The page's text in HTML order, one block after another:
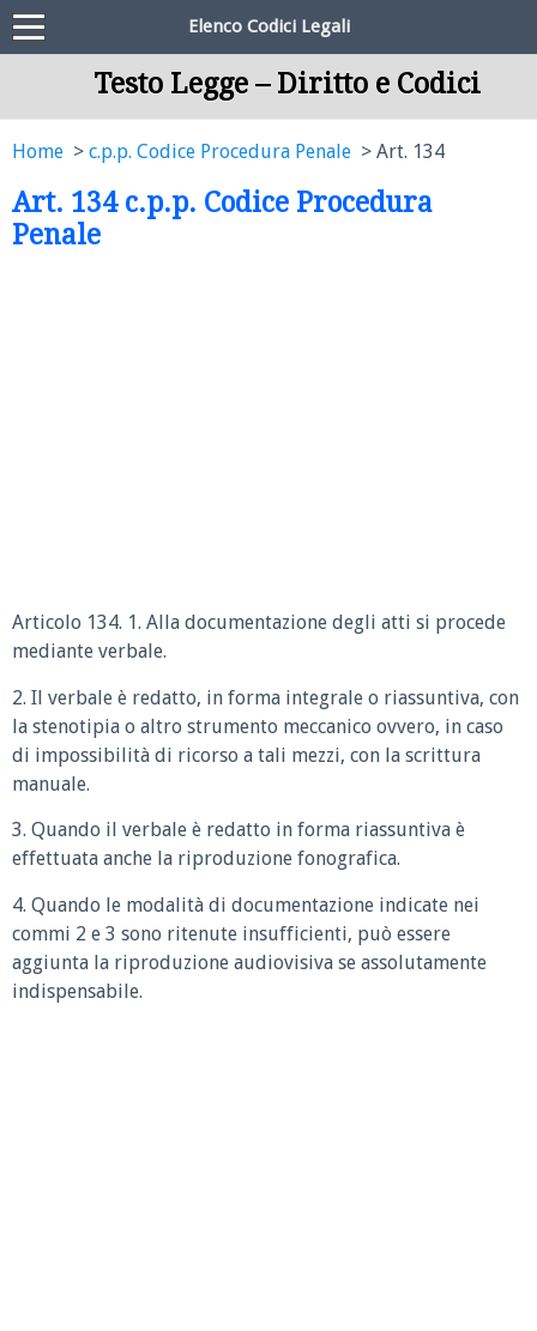
Elenco Codici Legali
Testo Legge – Diritto e Codici
Home c.p.p. Codice Procedura Penale Art. 134
Art. 134 c.p.p. Codice Procedura
Penale
Articolo 134. 1. Alla documentazione degli atti si procede
mediante verbale.
2. Il verbale è redatto, in forma integrale o riassuntiva, con
la stenotipia o altro strumento meccanico ovvero, in caso
di impossibilità di ricorso a tali mezzi, con la scrittura
manuale.
3. Quando il verbale è redatto in forma riassuntiva è
effettuata anche la riproduzione fonografica.
4. Quando le modalità di documentazione indicate nei
commi 2 e 3 sono ritenute insufficienti, può essere
aggiunta la riproduzione audiovisiva se assolutamente
indispensabile.